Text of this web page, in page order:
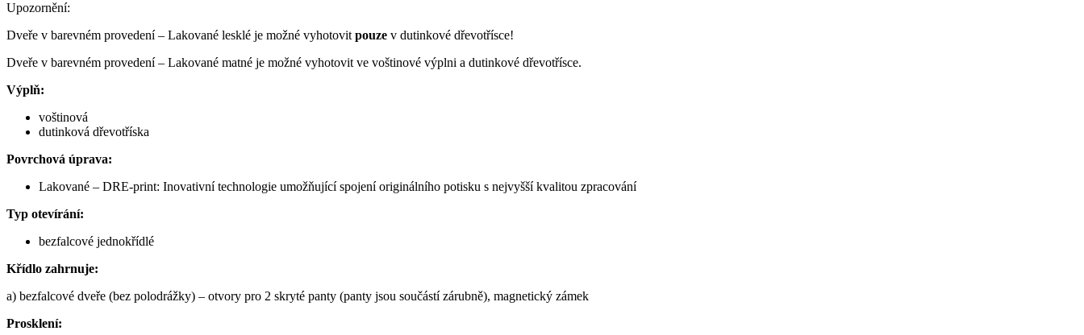
Upozornění:
Dveře v barevném provedení – Lakované lesklé je možné vyhotovit pouze v dutinkové dřevotřísce!
Dveře v barevném provedení – Lakované matné je možné vyhotovit ve voštinové výplni a dutinkové dřevotřísce.
Výplň:
voštinová
dutinková dřevotříska
Povrchová úprava:
Lakované – DRE-print: Inovativní technologie umožňující spojení originálního potisku s nejvyšší kvalitou zpracování
Typ otevírání:
bezfalcové jednokřídlé
Křídlo zahrnuje:
a) bezfalcové dveře (bez polodrážky) – otvory pro 2 skryté panty (panty jsou součástí zárubně), magnetický zámek
Prosklení: